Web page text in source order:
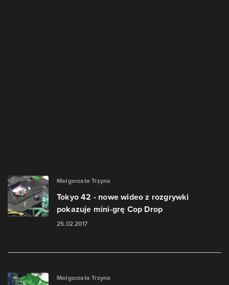
Małgorzata Trzyna
Tokyo 42 - nowe wideo z rozgrywki
pokazuje mini-grę Cop Drop
25.02.2017
Małgorzata Trzyna